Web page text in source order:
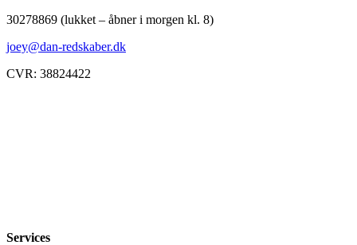
30278869 (lukket – åbner i morgen kl. 8)
joey@dan-redskaber.dk
CVR: 38824422
Services